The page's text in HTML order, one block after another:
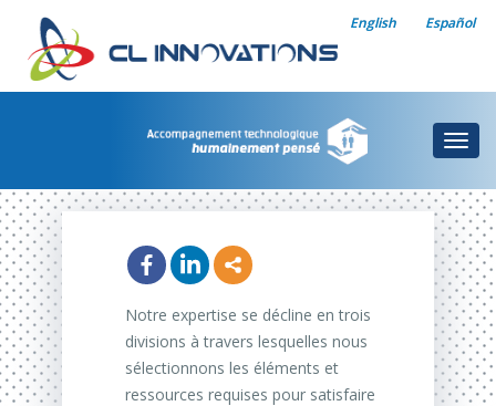
Notre expertise se décline en trois
divisions à travers lesquelles nous
sélectionnons les éléments et
ressources requises pour satisfaire
Español
English